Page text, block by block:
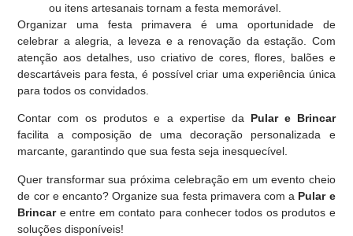
ou itens artesanais tornam a festa memorável.
Organizar uma festa primavera é uma oportunidade de
celebrar a alegria, a leveza e a renovação da estação. Com
atenção aos detalhes, uso criativo de cores, flores, balões e
descartáveis para festa, é possível criar uma experiência única
para todos os convidados.
Contar com os produtos e a expertise da Pular e Brincar
facilita a composição de uma decoração personalizada e
marcante, garantindo que sua festa seja inesquecível.
Quer transformar sua próxima celebração em um evento cheio
de cor e encanto? Organize sua festa primavera com a Pular e
Brincare entre em contato para conhecer todos os produtos e
soluções disponíveis!